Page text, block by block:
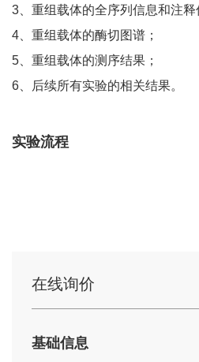
3、重组载体的全序列信息和注释
4、重组载体的酶切图谱；
5、重组载体的测序结果；
6、后续所有实验的相关结果。
实验流程
在线询价
基础信息